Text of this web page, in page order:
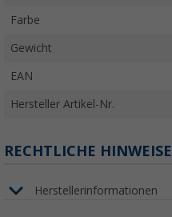
Farbe
Gewicht
EAN
Hersteller Artikel-Nr.
RECHTLICHE HINWEISE
Herstellerinformationen